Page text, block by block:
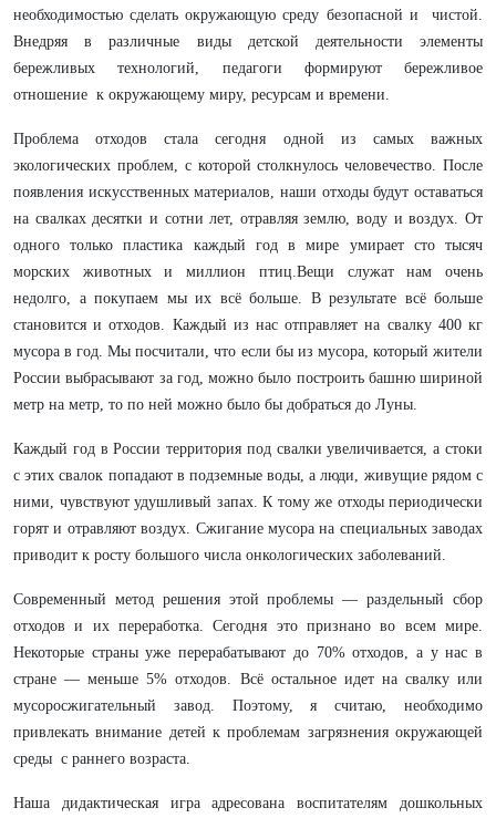
необходимостью сделать окружающую среду безопасной и чистой.
Внедряя в различные виды детской деятельности элементы
бережливых технологий, педагоги формируют бережливое
отношение к окружающему миру, ресурсам и времени.
Проблема отходов стала сегодня одной из самых важных
экологических проблем, с которой столкнулось человечество. После
появления искусственных материалов, наши отходы будут оставаться
на свалках десятки и сотни лет, отравляя землю, воду и воздух. От
одного только пластика каждый год в мире умирает сто тысяч
морских животных и миллион птиц.Вещи служат нам очень
недолго, а покупаем мы их всё больше. В результате всё больше
становится и отходов. Каждый из нас отправляет на свалку 400 кг
мусора в год. Мы посчитали, что если бы из мусора, который жители
России выбрасывают за год, можно было построить башню шириной
метр на метр, то по ней можно было бы добраться до Луны.
Каждый год в России территория под свалки увеличивается, а стоки
с этих свалок попадают в подземные воды, а люди, живущие рядом с
ними, чувствуют удушливый запах. К тому же отходы периодически
горят и отравляют воздух. Сжигание мусора на специальных заводах
приводит к росту большого числа онкологических заболеваний.
Современный метод решения этой проблемы — раздельный сбор
отходов и их переработка. Сегодня это признано во всем мире.
Некоторые страны уже перерабатывают до 70% отходов, а у нас в
стране — меньше 5% отходов. Всё остальное идет на свалку или
мусоросжигательный завод. Поэтому, я считаю, необходимо
привлекать внимание детей к проблемам загрязнения окружающей
среды с раннего возраста.
Наша дидактическая игра адресована воспитателям дошкольных